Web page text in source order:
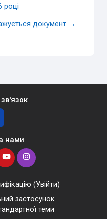
році
документ →
нами
(Увійти)
застосунок
теми